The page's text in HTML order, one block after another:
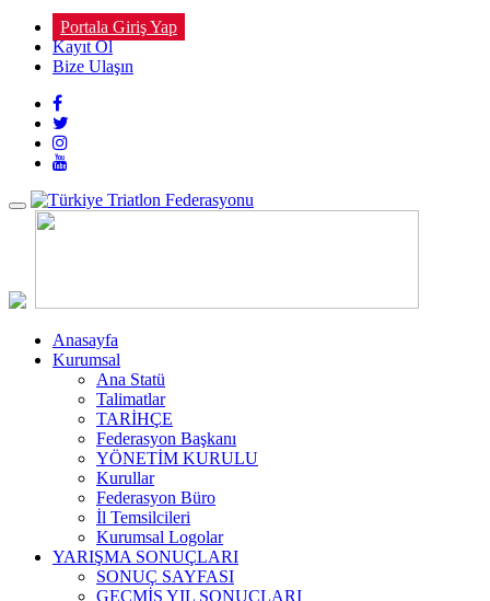
Portala Giriş Yap
Kayıt Ol
Bize Ulaşın
Toggle
navigation
Anasayfa
Kurumsal
Ana Statü
Talimatlar
TARİHÇE
Federasyon Başkanı
YÖNETİM KURULU
Kurullar
Federasyon Büro
İl Temsilcileri
Kurumsal Logolar
YARIŞMA SONUÇLARI
SONUÇ SAYFASI
GEÇMİŞ YIL SONUÇLARI